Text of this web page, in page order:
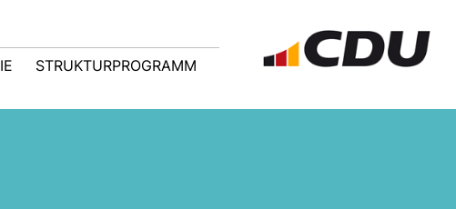
STRUKTURPROGRAMM